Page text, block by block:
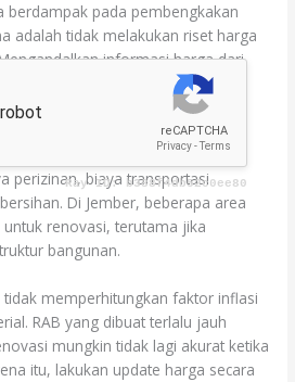
berdampak pada pembengkakan
adalah tidak melakukan riset harga
informasi harga dari
estimasi yang tidak
biaya-biaya
perizinan, biaya transportasi
Di Jember, beberapa area
renovasi, terutama jika
bangunan.
tidak memperhitungkan faktor inflasi
RAB yang dibuat terlalu jauh
mungkin tidak lagi akurat ketika
itu, lakukan update harga secara